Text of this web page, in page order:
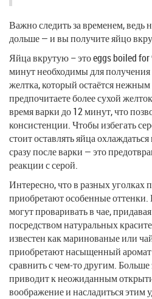
Важно следить за временем, ведь
дольше — и вы получите яйцо
Яйца вкрутую – это eggs boiled
минут необходимы для
желтка, который остаётся
предпочитаете более сухой
время варки до 12 минут, что
консистенции. Чтобы избегать
стоит оставлять яйца
сразу после варки — это
реакции с серой.
Интересно, что в разных уголках
приобретают особенные
могут проваривать в чае,
посредством натуральных
известен как маринованые или
приобретают насыщенный аромат
сравнить с чем-то другим. Больше
приводит к неожиданным
воображение и насладиться